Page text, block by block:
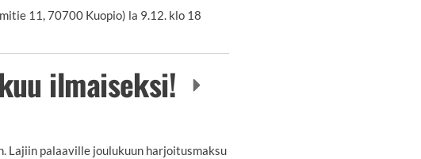
11, 70700 Kuopio) la 9.12. klo 18
ilmaiseksi!
Lajiin palaaville joulukuun harjoitusmaksu